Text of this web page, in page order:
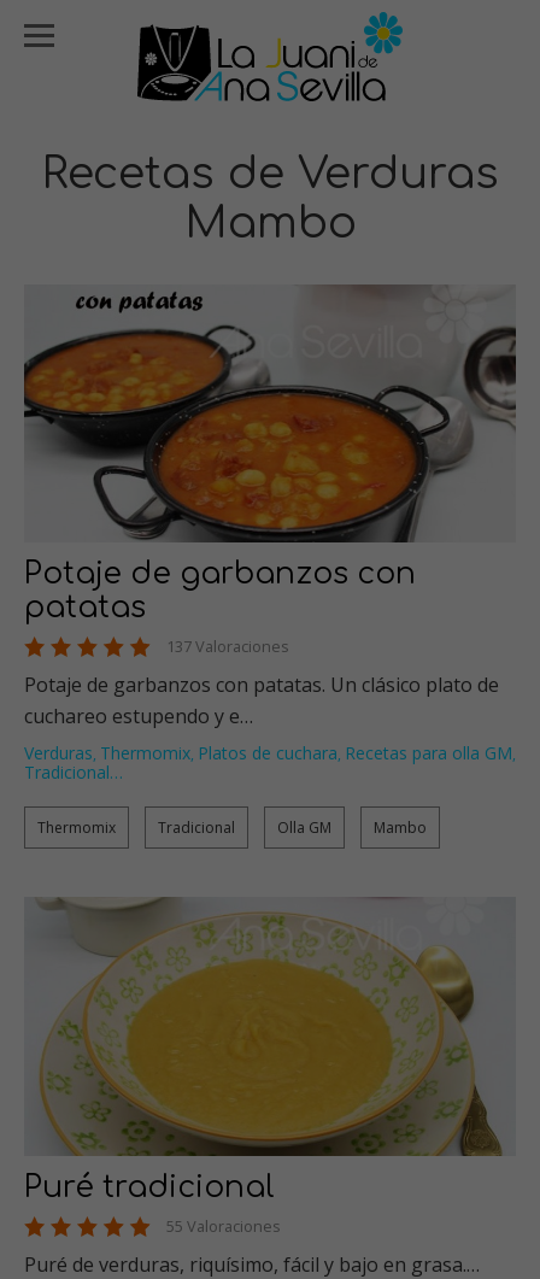
Recetas de Verduras
Mambo
Potaje de garbanzos con
patatas
137 Valoraciones
Potaje de garbanzos con patatas. Un clásico plato de
cuchareo estupendo y e…
Verduras, Thermomix, Platos de cuchara, Recetas para olla GM,
Tradicional…
Thermomix Tradicional Olla GM Mambo
Puré tradicional
55 Valoraciones
Puré de verduras, riquísimo, fácil y bajo en grasa.…